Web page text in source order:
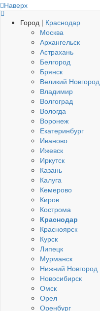
Наверх
Город | Краснодар
Москва
Архангельск
Астрахань
Белгород
Брянск
Великий Новгород
Владимир
Волгоград
Вологда
Воронеж
Екатеринбург
Иваново
Ижевск
Иркутск
Казань
Калуга
Кемерово
Киров
Кострома
Краснодар
Красноярск
Курск
Липецк
Мурманск
Нижний Новгород
Новосибирск
Омск
Орел
Оренбург